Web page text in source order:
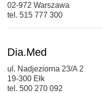
02-972 Warszawa
tel. 515 777 300
Dia.Med
ul. Nadjeziorna 23/A 2
19-300 Ełk
tel. 500 270 092